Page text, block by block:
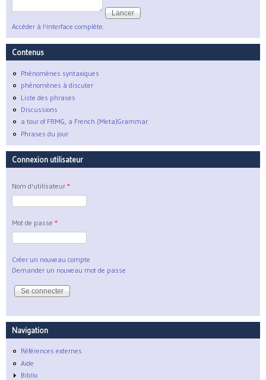
Accéder à l'interface complète.
Contenus
Phénomènes syntaxiques
phénomènes à discuter
Liste des phrases
Discussions
a tour of FRMG, a French (Meta)Grammar
Phrases du jour
Connexion utilisateur
Nom d'utilisateur *
Mot de passe *
Créer un nouveau compte
Demander un nouveau mot de passe
Navigation
Références externes
Aide
Biblio